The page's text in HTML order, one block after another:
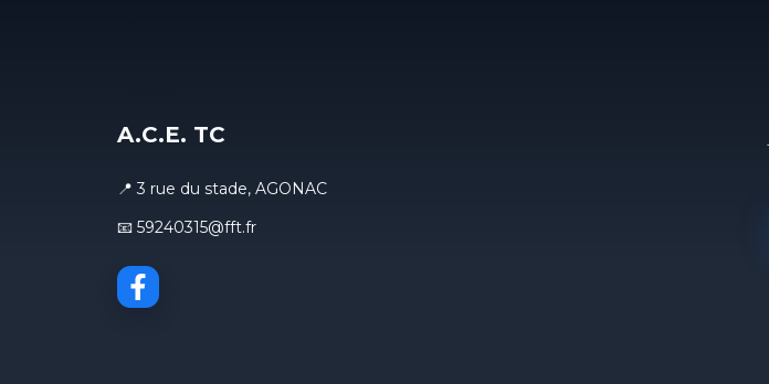
A.C.E. TC
📍 3 rue du stade, AGONAC
📧 59240315@fft.fr